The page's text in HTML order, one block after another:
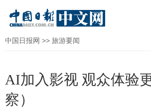
中国日报网 >> 旅游要闻
AI加入影视 观众体验
察）